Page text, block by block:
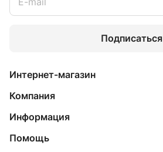
Подписаться
Интернет-магазин
Компания
Информация
Помощь